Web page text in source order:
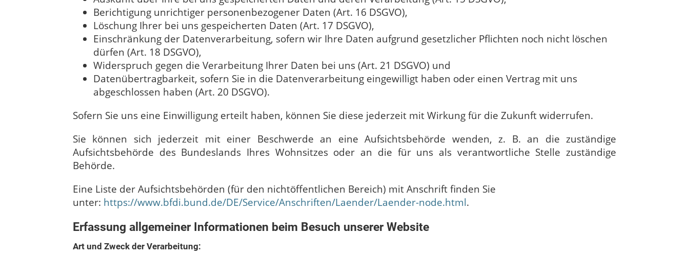
Berichtigung unrichtiger personenbezogener Daten (Art. 16 DSGVO),
Löschung Ihrer bei uns gespeicherten Daten (Art. 17 DSGVO),
Einschränkung der Datenverarbeitung, sofern wir Ihre Daten aufgrund gesetzlicher Pflichten noch nicht löschen
dürfen (Art. 18 DSGVO),
Widerspruch gegen die Verarbeitung Ihrer Daten bei uns (Art. 21 DSGVO) und
Datenübertragbarkeit, sofern Sie in die Datenverarbeitung eingewilligt haben oder einen Vertrag mit uns
abgeschlossen haben (Art. 20 DSGVO).
Sofern Sie uns eine Einwilligung erteilt haben, können Sie diese jederzeit mit Wirkung für die Zukunft widerrufen.
Sie können sich jederzeit mit einer Beschwerde an eine Aufsichtsbehörde wenden, z. B. an die zuständige
Aufsichtsbehörde des Bundeslands Ihres Wohnsitzes oder an die für uns als verantwortliche Stelle zuständige
Behörde.
Eine Liste der Aufsichtsbehörden (für den nichtöffentlichen Bereich) mit Anschrift finden Sie
unter: https://www.bfdi.bund.de/DE/Service/Anschriften/Laender/Laender-node.html.
Erfassung allgemeiner Informationen beim Besuch unserer Website
Art und Zweck der Verarbeitung: